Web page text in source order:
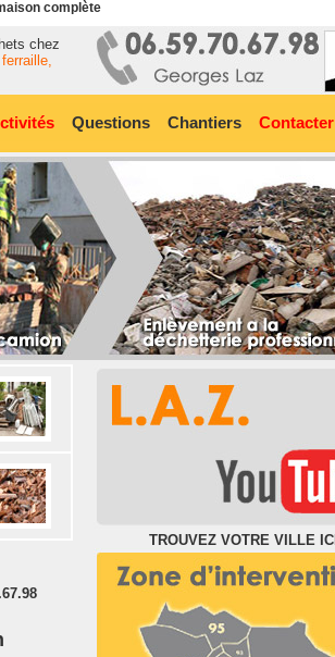
complète
chez
Questions Chantiers Contacter
TROUVEZ VOTRE VILLE ICI